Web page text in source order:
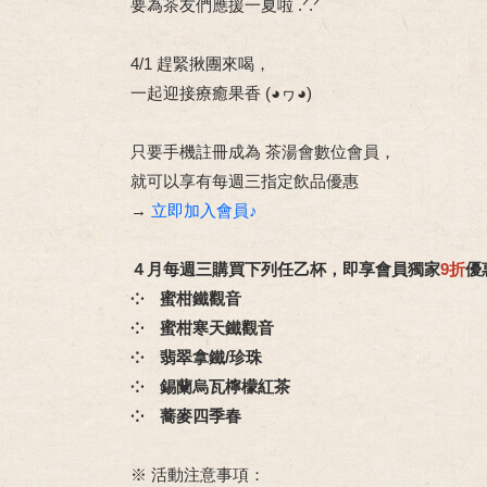
要為茶友們應援一夏啦 .ᐟ.ᐟ
4/1 趕緊揪團來喝，
一起迎接療癒果香 (◕ヮ◕)
只要手機註冊成為 茶湯會數位會員，
就可以享有每週三指定飲品優惠
→ 立即加入會員♪
４月每週三購買下列任乙杯，即享會員獨家9折優
⁘ 蜜柑鐵觀音
⁘ 蜜柑寒天鐵觀音
⁘ 翡翠拿鐵/珍珠
⁘ 錫蘭烏瓦檸檬紅茶
⁘ 蕎麥四季春
※ 活動注意事項：